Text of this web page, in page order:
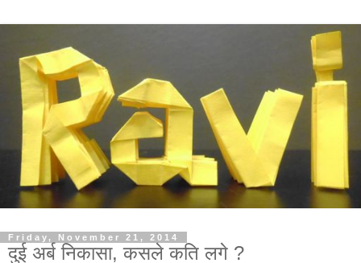
Friday, November 21, 2014
दुई अर्ब निकासा, कसले कति लगे ?